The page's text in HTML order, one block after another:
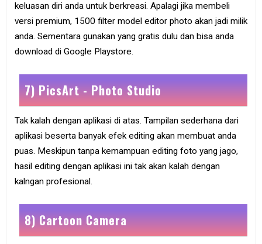
keluasan diri anda untuk berkreasi. Apalagi jika membeli
versi premium, 1500 filter model editor photo akan jadi milik
anda. Sementara gunakan yang gratis dulu dan bisa anda
download di Google Playstore.
7) PicsArt - Photo Studio
Tak kalah dengan aplikasi di atas. Tampilan sederhana dari
aplikasi beserta banyak efek editing akan membuat anda
puas. Meskipun tanpa kemampuan editing foto yang jago,
hasil editing dengan aplikasi ini tak akan kalah dengan
kalngan profesional.
8) Cartoon Camera